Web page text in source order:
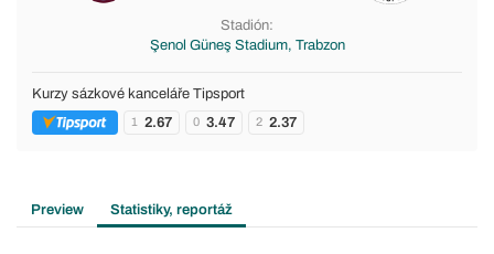
Stadión:
Şenol Güneş Stadium, Trabzon
Kurzy sázkové kanceláře Tipsport
1 2.67 0 3.47 2 2.37
Preview Statistiky, reportáž